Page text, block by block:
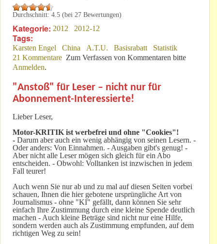
Durchschnitt: 4.5 (bei 27 Bewertungen)
Kategorie: 2012 2012-12
Tags:
Karsten Engel China A.T.U. Basisrabatt
Statistik
21 Kommentare Zum Verfassen von Kommentaren bitte
Anmelden.
"Anstoß" für Leser – nicht nur für
Abonnement-Interessierte!
Lieber Leser,
Motor-KRITIK ist werbefrei und ohne "Cookies"!
- Darum aber auch ein wenig abhängig von seinen Lesern. -
Oder anders: Von Einnahmen. - Ausgaben gibt's genug! -
Aber nicht alle Leser mögen sich gleich für ein Abo
entscheiden. - Obwohl: Volltanken ist inzwischen in jedem
Fall teurer!
Auch wenn Sie nur ab und zu mal auf diesen Seiten vorbei
schauen, Ihnen die hier gebotene ursprüngliche Art von
Journalismus - ohne "KI" gefällt, dann können Sie sehr
einfach Ihre Zustimmung durch eine kleine Spende deutlich
machen - Auch kleine Beträge sind nicht nur eine Hilfe,
sondern werden auch als Zustimmung empfunden, auf dem
richtigen Weg zu sein!